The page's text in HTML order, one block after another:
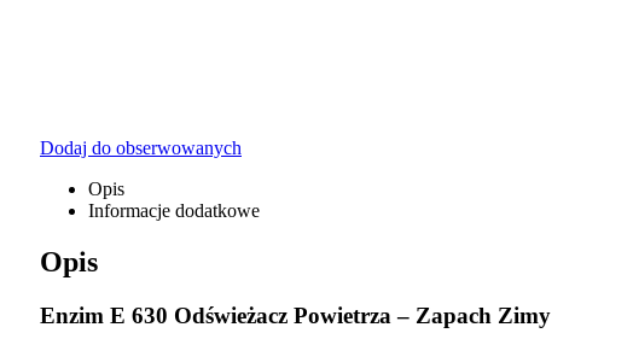
Dodaj do obserwowanych
Opis
Informacje dodatkowe
Opis
Enzim E 630 Odświeżacz Powietrza – Zapach Zimy